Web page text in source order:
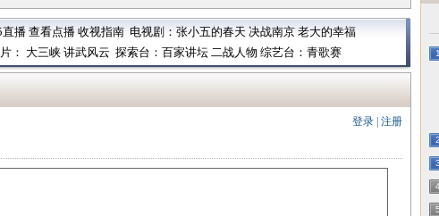
直播查看点播 收视指南 电视剧： 张小五的春天 决战南京 老大的幸福
： 大三峡 讲武风云 探索台： 百家讲坛 二战人物 综艺台： 青歌赛
登录 注册
1
2
3
4
5